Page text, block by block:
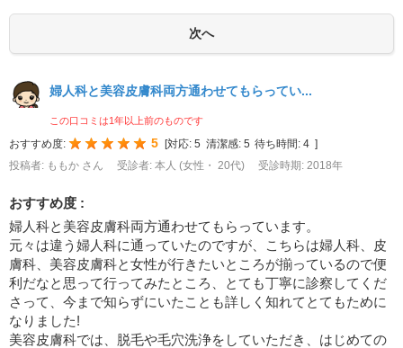
婦人科と美容皮膚科両方通わせてもらってい...
この口コミは1年以上前のものです
おすすめ度: 5 [対応: 5 清潔感: 5 待ち時間: 4 ]
投稿者: ももか さん
受診者: 本人 (女性・ 20代) 受診時期: 2018年
おすすめ度 :
婦人科と美容皮膚科両方通わせてもらっています。
元々は違う婦人科に通っていたのですが、こちらは婦人科、皮
膚科、美容皮膚科と女性が行きたいところが揃っているので便
利だなと思って行ってみたところ、とても丁寧に診察してくだ
さって、今まで知らずにいたことも詳しく知れてとてもために
なりました!
美容皮膚科では、脱毛や毛穴洗浄をしていただき、はじめての